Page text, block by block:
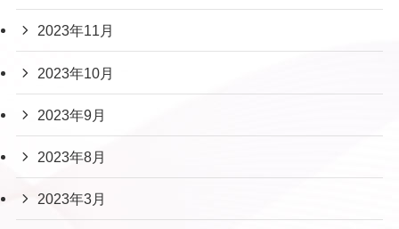
2023年11月
2023年10月
2023年9月
2023年8月
2023年3月